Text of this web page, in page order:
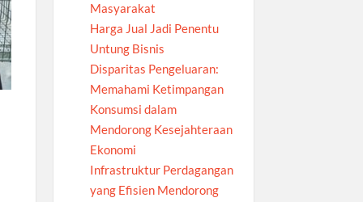
Masyarakat
Harga Jual Jadi Penentu
Untung Bisnis
Disparitas Pengeluaran:
Memahami Ketimpangan
Konsumsi dalam
Mendorong Kesejahteraan
Ekonomi
Infrastruktur Perdagangan
yang Efisien Mendorong